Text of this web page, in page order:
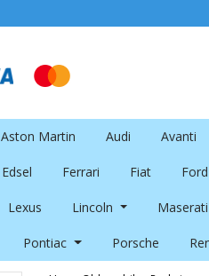
Aston Martin Audi Avanti
Edsel Ferrari Fiat Ford
Lexus Lincoln Maserati
Pontiac Porsche